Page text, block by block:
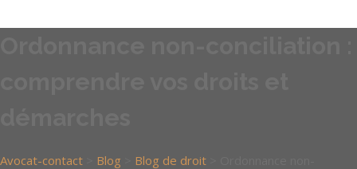
Avocat-contact Blog Blog de droit